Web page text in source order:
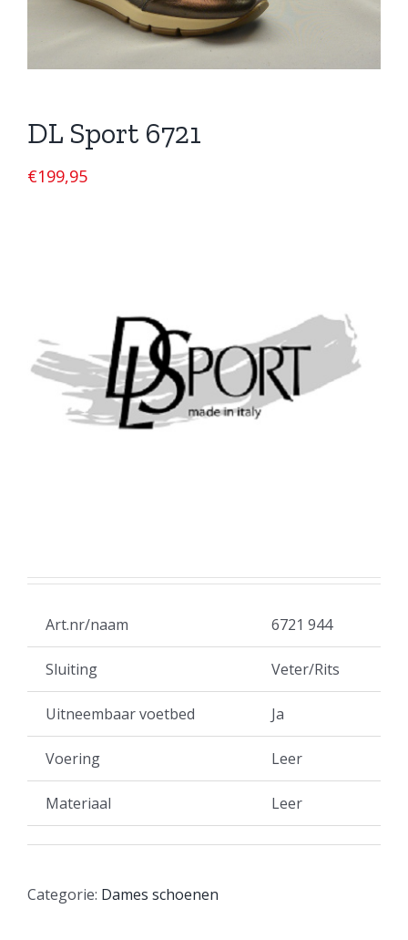
DL Sport 6721
€199,95
Art.nr/naam 6721 944
Sluiting Veter/Rits
Uitneembaar voetbed Ja
Voering Leer
Materiaal Leer
Categorie: Dames schoenen